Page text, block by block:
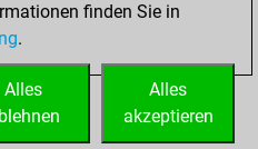
finden Sie in
.
Alles
akzeptieren
Alles